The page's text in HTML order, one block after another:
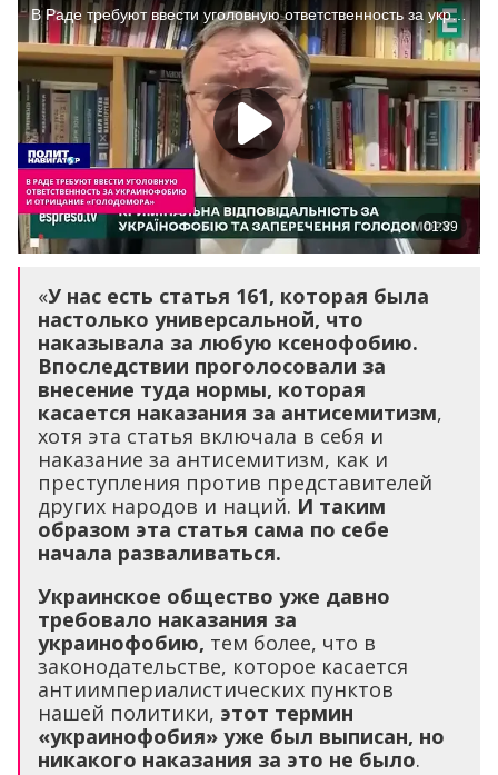
«У нас есть статья 161, которая была
настолько универсальной, что
наказывала за любую ксенофобию.
Впоследствии проголосовали за
внесение туда нормы, которая
касается наказания за антисемитизм,
хотя эта статья включала в себя и
наказание за антисемитизм, как и
преступления против представителей
других народов и наций. И таким
образом эта статья сама по себе
начала разваливаться.
Украинское общество уже давно
требовало наказания за
украинофобию, тем более, что в
законодательстве, которое касается
антиимпериалистических пунктов
нашей политики, этот термин
«украинофобия» уже был выписан, но
никакого наказания за это не было.